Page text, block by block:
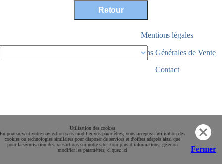
Utilisation des cookies
En poursuivant votre navigation sans modifier vos paramètres, vous acceptez l'utilisation des
cookies ou technologies similaires pour disposer de services et d'offres adaptés ainsi que
pour la sécurisation des transactions sur notre site. Pour plus d’informations, gérer ou
modifier les paramètres, cliquez ici
Fermer
Paiement sécurisé
Mentions légales
Conditions Générales de Vente
Contact